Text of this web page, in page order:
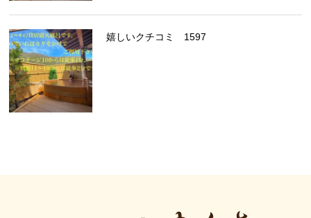
嬉しいクチコミ 1597